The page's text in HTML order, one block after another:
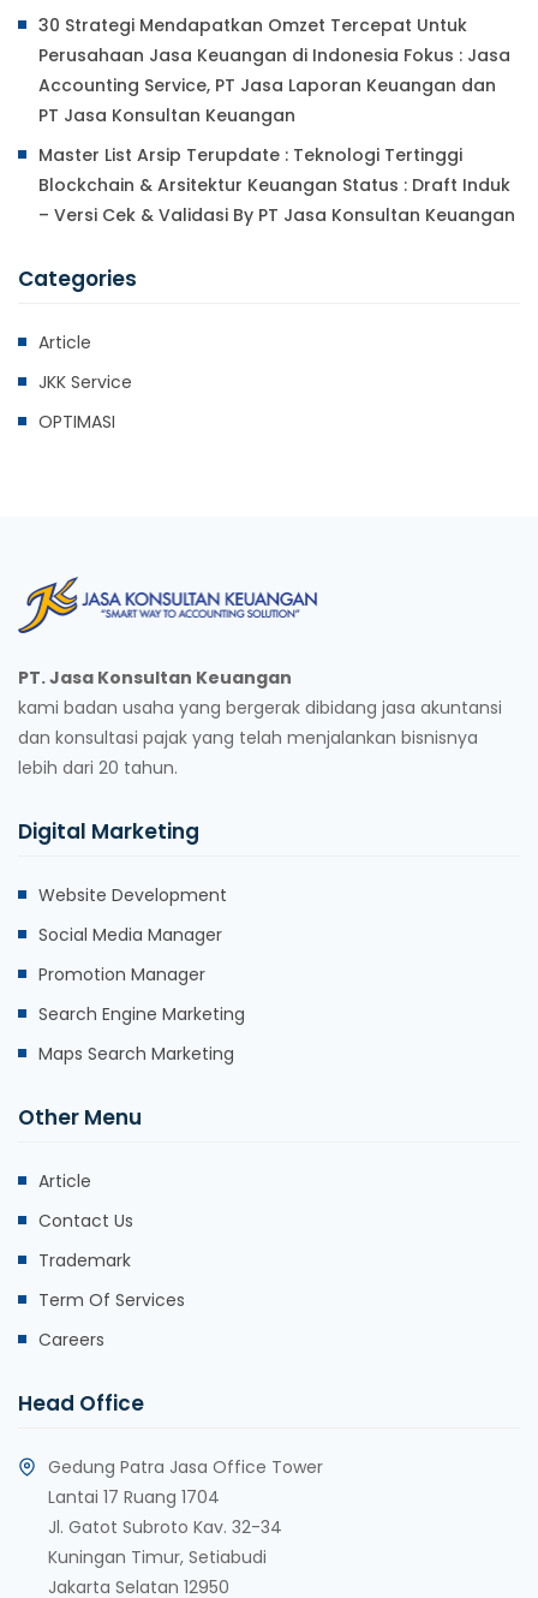
30 Strategi Mendapatkan Omzet Tercepat Untuk
Perusahaan Jasa Keuangan di Indonesia Fokus : Jasa
Accounting Service, PT Jasa Laporan Keuangan dan
PT Jasa Konsultan Keuangan
Master List Arsip Terupdate : Teknologi Tertinggi
Blockchain & Arsitektur Keuangan Status : Draft Induk
– Versi Cek & Validasi By PT Jasa Konsultan Keuangan
Categories
Article
JKK Service
OPTIMASI
PT. Jasa Konsultan Keuangan
kami badan usaha yang bergerak dibidang jasa akuntansi
dan konsultasi pajak yang telah menjalankan bisnisnya
lebih dari 20 tahun.
Digital Marketing
Website Development
Social Media Manager
Promotion Manager
Search Engine Marketing
Maps Search Marketing
Other Menu
Article
Contact Us
Trademark
Term Of Services
Careers
Head Office
Gedung Patra Jasa Office Tower
Lantai 17 Ruang 1704
Jl. Gatot Subroto Kav. 32-34
Kuningan Timur, Setiabudi
Jakarta Selatan 12950